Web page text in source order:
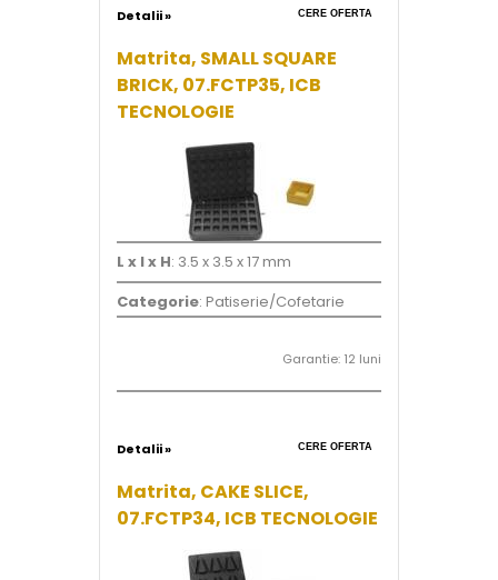
Detalii » CERE OFERTA
Matrita, SMALL SQUARE
BRICK, 07.FCTP35, ICB
TECNOLOGIE
L x l x H: 3.5 x 3.5 x 17 mm
Categorie: Patiserie/Cofetarie
Garantie: 12 luni
Detalii » CERE OFERTA
Matrita, CAKE SLICE,
07.FCTP34, ICB TECNOLOGIE